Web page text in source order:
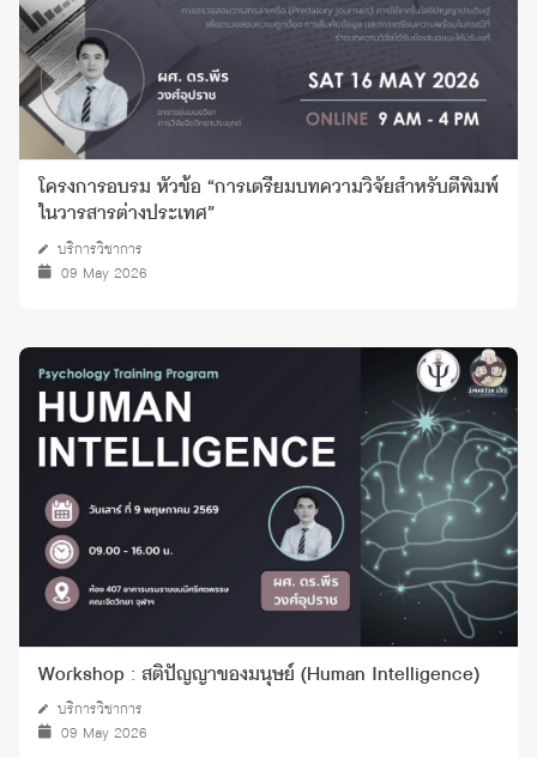
โครงการอบรม หัวข้อ “การเตรียมบทความวิจัยสำหรับตีพิมพ์
ในวารสารต่างประเทศ”
บริการวิชาการ
09 May 2026
Workshop : สติปัญญาของมนุษย์ (Human Intelligence)
บริการวิชาการ
09 May 2026